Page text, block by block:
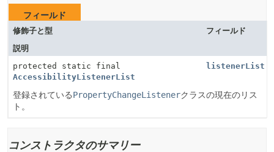
フィールド
修飾子と型
フィールド
説明
protected static final
AccessibilityListenerList
listenerList
登録されているPropertyChangeListenerクラスの現在のリス
ト。
コンストラクタのサマリー